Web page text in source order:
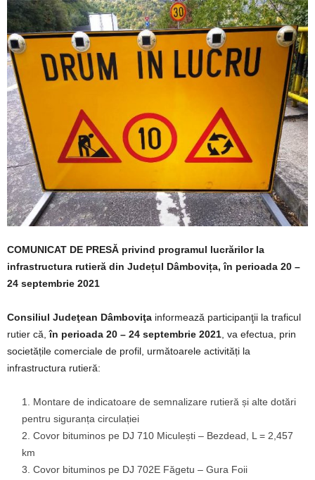
COMUNICAT DE PRESĂ privind programul lucrărilor la
infrastructura rutieră din Județul Dâmbovița, în perioada 20 –
24 septembrie 2021
Consiliul Judeţean Dâmboviţa informează participanţii la traficul
rutier că,în perioada 20 – 24 septembrie 2021 , va efectua, prin
societățile comerciale de profil, următoarele activități la
infrastructura rutieră:
Montare de indicatoare de semnalizare rutieră și alte dotări
pentru siguranța circulației
Covor bituminos pe DJ 710 Miculești – Bezdead, L = 2,457
km
Covor bituminos pe DJ 702E Făgetu – Gura Foii